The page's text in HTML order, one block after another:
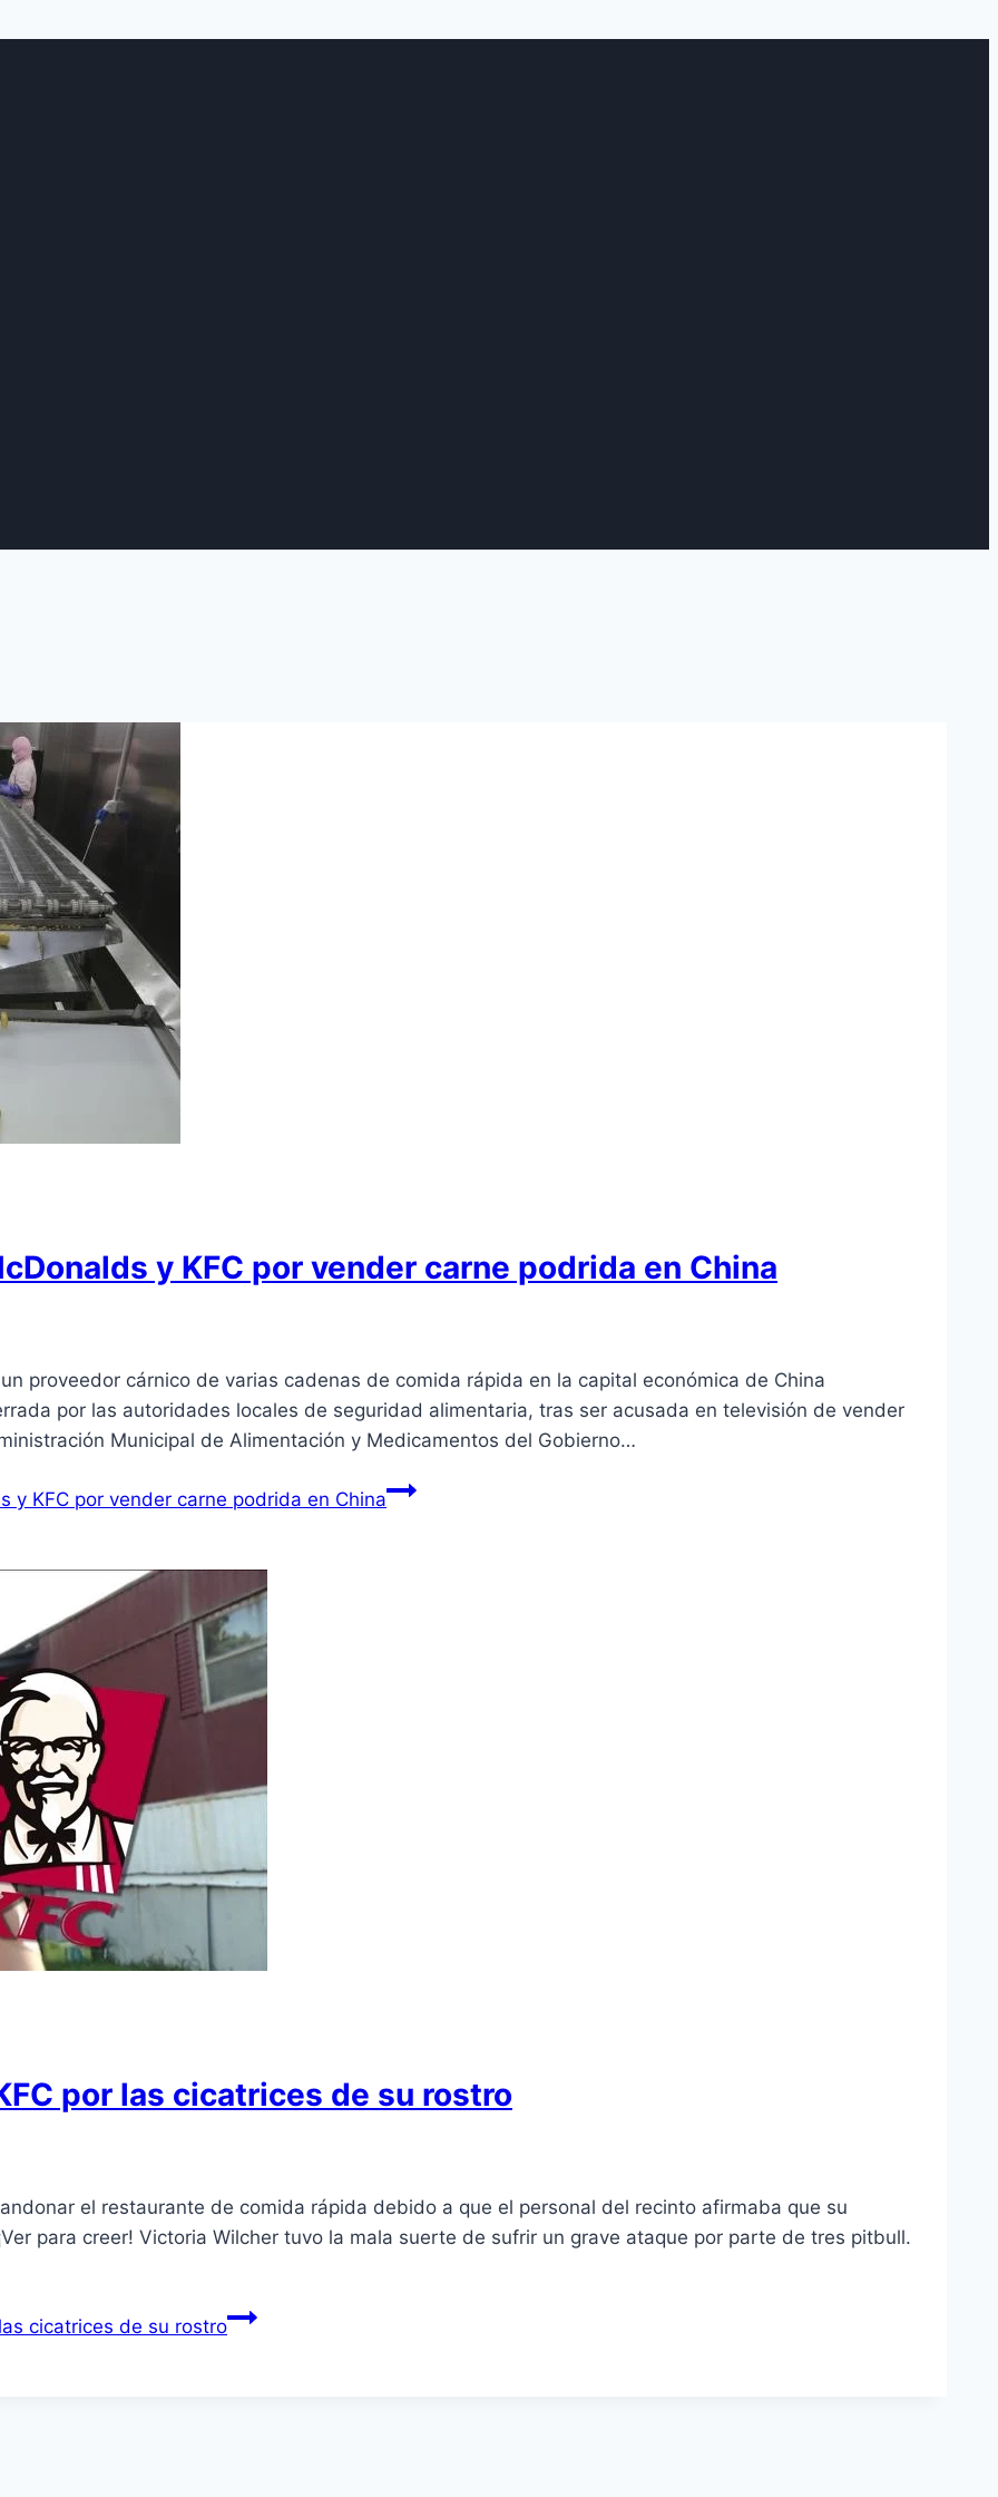
y KFC por vender carne podrida en China
proveedor cárnico de varias cadenas de comida rápida en la capital económica de China
por las autoridades locales de seguridad alimentaria, tras ser acusada en televisión de vender
Municipal de Alimentación y Medicamentos del Gobierno…
KFC por vender carne podrida en China
por las cicatrices de su rostro
el restaurante de comida rápida debido a que el personal del recinto afirmaba que su
para creer! Victoria Wilcher tuvo la mala suerte de sufrir un grave ataque por parte de tres pitbull.
cicatrices de su rostro